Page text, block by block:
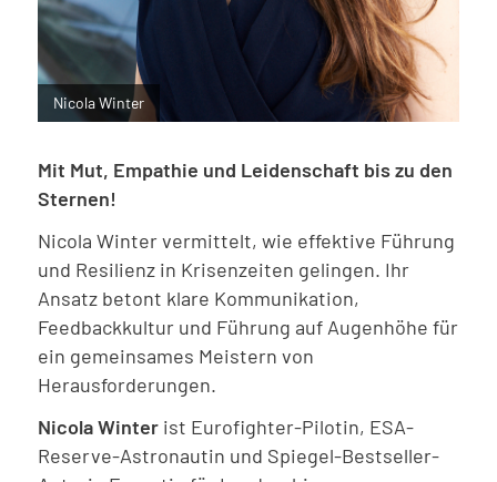
Nicola Winter
Mit Mut, Empathie und Leidenschaft bis zu den
Sternen!
Nicola Winter vermittelt, wie effektive Führung
und Resilienz in Krisenzeiten gelingen. Ihr
Ansatz betont klare Kommunikation,
Feedbackkultur und Führung auf Augenhöhe für
ein gemeinsames Meistern von
Herausforderungen.
Nicola Winter ist Eurofighter-Pilotin, ESA-
Reserve-Astronautin und Spiegel-Bestseller-